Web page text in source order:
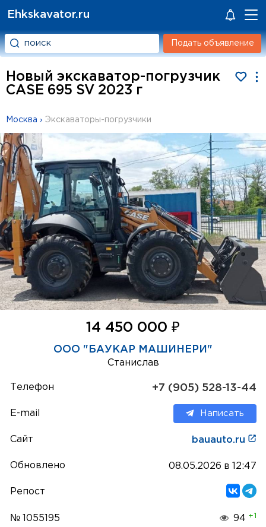
Ehkskavator.ru
Подать объявление
Новый экскаватор-погрузчик
CASE 695 SV 2023 г
Москва › Экскаваторы-погрузчики
14 450 000 ₽
ООО "БАУКАР МАШИНЕРИ"
Станислав
Телефон +7 (905) 528-13-44
E-mail Написать
Сайт bauauto.ru
Обновлено 08.05.2026 в 12:47
Репост
№ 1055195 94 +1